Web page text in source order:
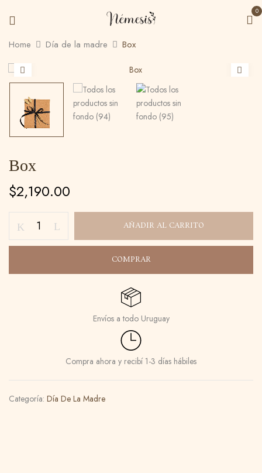
0
Home Día de la madre Box
Box
$2,190.00
AÑADIR AL CARRITO
COMPRAR
Envíos a todo Uruguay
Compra ahora y recibí 1-3 días hábiles
Categoría: Día De La Madre